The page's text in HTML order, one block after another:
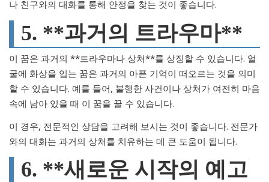
나 친구와의 대화를 통해 안정을 찾는 것이 좋습니다.
5. **과거의 트라우마**
이 꿈은 과거의 **트라우마나 상처**를 상징할 수 있습니다. 얼
굴에 화상을 입는 꿈은 과거의 아픈 기억이 떠오르는 것을 의미
할 수 있습니다. 예를 들어, 불행한 사건이나 상처가 여전히 마음
속에 남아 있을 때 이 꿈을 꿀 수 있습니다.
이 경우, 전문적인 상담을 고려해 보시는 것이 좋습니다. 전문가
와의 대화는 과거의 상처를 치유하는 데 큰 도움이 됩니다.
6. **새로운 시작의 예고